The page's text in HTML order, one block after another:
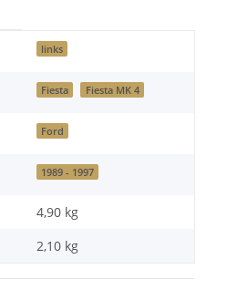
links
Fiesta Fiesta MK 4
Ford
1989 - 1997
4,90 kg
2,10 kg